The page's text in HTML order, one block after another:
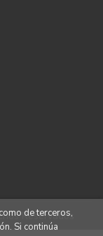
Reservados
de terceros,
Si continúa